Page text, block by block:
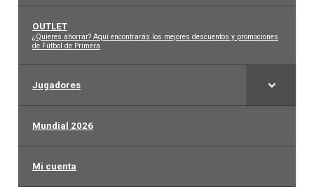
OUTLET
–
¿Quieres ahorrar? Aquí encontrarás los mejores descuentos y promociones
de Fútbol de Primera
Jugadores
Mundial 2026
Mi cuenta